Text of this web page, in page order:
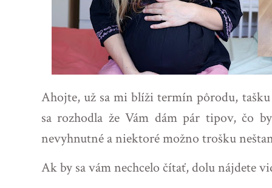
Ahojte, už sa mi blíži termín pôrodu, tašku
sa rozhodla že Vám dám pár tipov, čo
nevyhnutné a niektoré možno trošku
Ak by sa vám nechcelo čítať, dolu nájdete